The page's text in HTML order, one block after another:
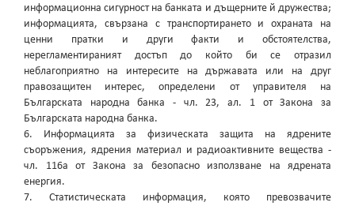
информационна сигурност на банката и дъщерните й дружества;
информацията, свързана с транспортирането и охраната на
ценни пратки и други факти и обстоятелства,
нерегламентираният достъп до който би се отразил
неблагоприятно на интересите на държавата или на друг
правозащитен интерес, определени от управителя на
Българската народна банка - чл. 23, ал. 1 от Закона за
Българската народна банка.
6. Информацията за физическата защита на ядрените
съоръжения, ядрения материал и радиоактивните вещества -
чл. 116а от Закона за безопасно използване на ядрената
енергия.
7. Статистическата информация, която превозвачите